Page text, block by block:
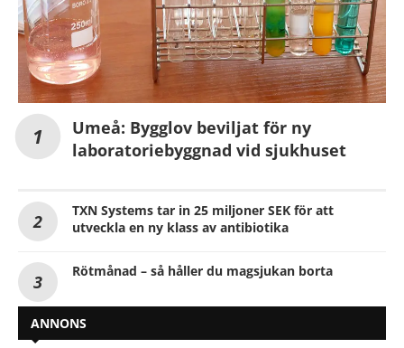
Umeå: Bygglov beviljat för ny
laboratoriebyggnad vid sjukhuset
TXN Systems tar in 25 miljoner SEK för att
utveckla en ny klass av antibiotika
Rötmånad – så håller du magsjukan borta
ANNONS